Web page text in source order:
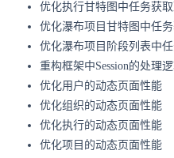
优化执行甘特图中任务获
优化瀑布项目甘特图中任
优化瀑布项目阶段列表中
重构框架中Session的处理
优化用户的动态页面性能
优化组织的动态页面性能
优化执行的动态页面性能
优化项目的动态页面性能